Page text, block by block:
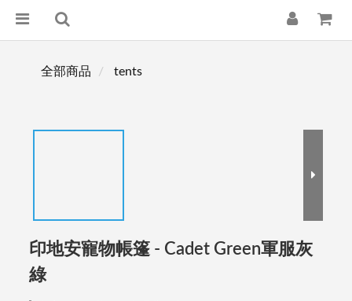
全部商品 tents
印地安寵物帳篷 - Cadet Green軍服灰
綠